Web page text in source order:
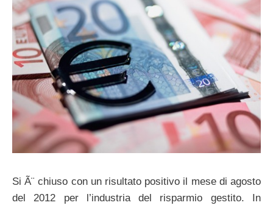
Si Ã¨ chiuso con un risultato positivo il mese di agosto
del 2012 per l’industria del risparmio gestito. In